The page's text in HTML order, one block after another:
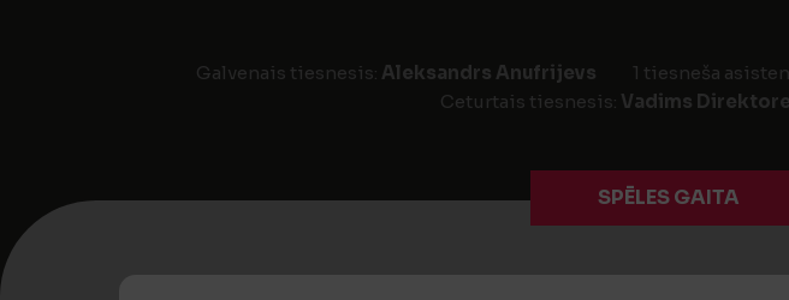
Galvenais tiesnesis: Aleksandrs Anufrijevs 1 tiesneša
Ceturtais tiesnesis: Vadims
SPĒLES GAITA